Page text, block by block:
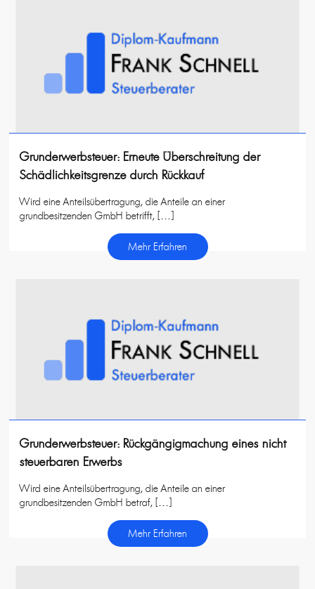
Grunderwerbsteuer: Erneute Überschreitung der
Schädlichkeitsgrenze durch Rückkauf
Wird eine Anteilsübertragung, die Anteile an einer
grundbesitzenden GmbH betrifft, […]
Mehr Erfahren
Grunderwerbsteuer: Rückgängigmachung eines nicht
steuerbaren Erwerbs
Wird eine Anteilsübertragung, die Anteile an einer
grundbesitzenden GmbH betraf, […]
Mehr Erfahren